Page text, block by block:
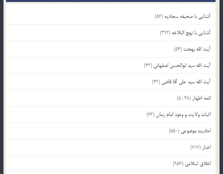
آشنایی با صحیفه سجادیه (56)
آشنایی با نهج البلاغه (392)
آیت الله بهجت (54)
آیت الله سید ابوالحسن اصفهانی (43)
آیت الله سید علی آقا قاضی (42)
ائمه اطهار (5,038)
اثبات ولایت و وجود امام زمان(73)
احادیث موضوعی (550)
اخبار (717)
اخلاق اسلامی (956)